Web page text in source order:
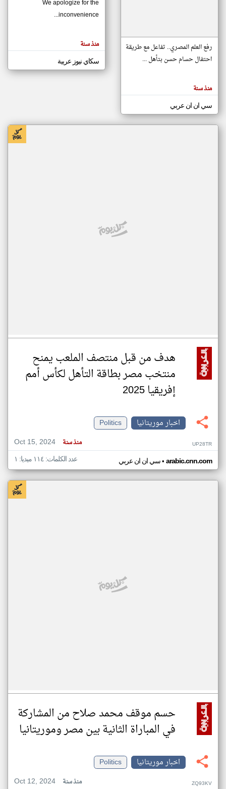
مصادر الأخبار من موريتانيا
اخبار موريتانيا على مدار الساعة
أهم اخبار موريتانيا العاجلة والمباشرة
المقالات
الموجوده
هنا عن
رفع العلم المصري.. تفاعل مع طريقة
احتفال حسام حسن بتأهل ...
منذ سنة
سي ان ان عربي
We apologize for the
inconvenience...
منذ سنة
سكاي نيوز عربية
هدف من قبل منتصف الملعب يمنح
منتخب مصر بطاقة التأهل لكأس أمم
إفريقيا 2025
اخبار موريتانيا
Politics
Oct 15, 2024
منذ سنة UP28TR
سي ان ان عربي• arabic.cnn.com عدد الكلمات: ١١٤ ميديا: ١
حسم موقف محمد صلاح من المشاركة
في المباراة الثانية بين مصر وموريتانيا
اخبار موريتانيا
Politics
Oct 12, 2024
منذ سنة ZQ93KV
klyoum.com